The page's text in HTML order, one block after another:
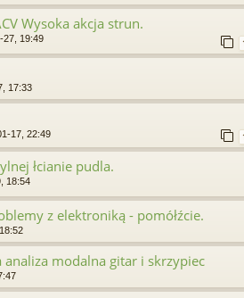
Wysoka akcja strun.
27, 19:49
17:33
17, 22:49
łcianie pudla.
18:54
z elektroniką - pomółźcie.
analiza modalna gitar i skrzypiec